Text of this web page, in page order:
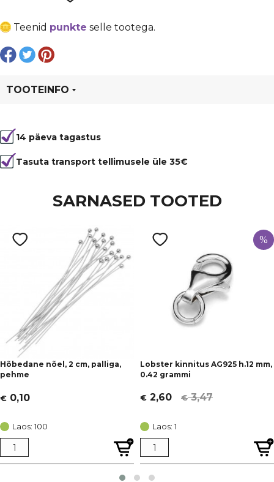
Teenid punkte selle tootega.
TOOTEINFO
Värvus
Hõbedane
14 päeva tagastus
Tasuta transport tellimusele üle 35€
SARNASED TOOTED
Hõbedane nõel, 2 cm, palliga,
pehme
€ 0,10
Laos: 100
%
Lobster kinnitus AG925 h.12 mm,
0.42 grammi
€3,47
Algne
oli:
€ 3,47.
€ 2,60
Current
is:
€ 2,60.
Laos: 1